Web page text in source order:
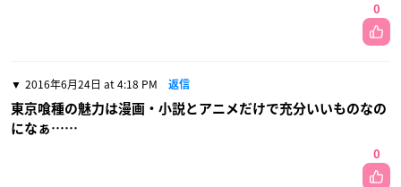
0
2016年6月24日 at 4:18 PM 返信
東京喰種の魅力は漫画・小説とアニメだけで充分いいものなの
になぁ……
0